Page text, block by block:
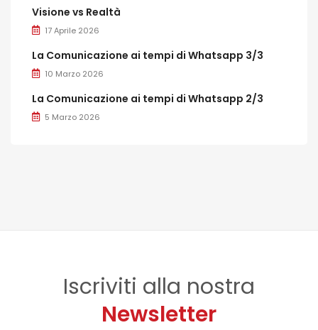
Visione vs Realtà
17 Aprile 2026
La Comunicazione ai tempi di Whatsapp 3/3
10 Marzo 2026
La Comunicazione ai tempi di Whatsapp 2/3
5 Marzo 2026
Iscriviti alla nostra
Newsletter